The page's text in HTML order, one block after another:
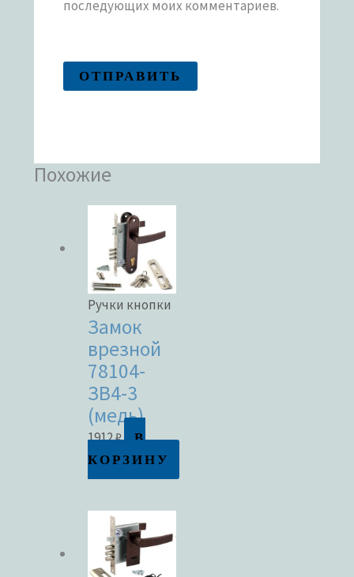
последующих моих комментариев.
Похожие
Ручки кнопки
Замок
врезной
78104-
ЗВ4-3
(медь)
1912₽
В
КОРЗИНУ